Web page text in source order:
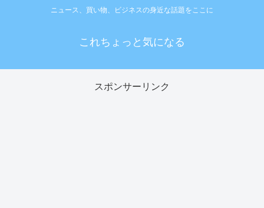
ニュース、買い物、ビジネスの身近な話題をここに
これちょっと気になる
スポンサーリンク